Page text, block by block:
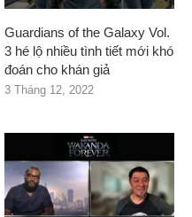
Guardians of the Galaxy Vol.
3 hé lộ nhiều tình tiết mới khó
đoán cho khán giả
3 Tháng 12, 2022